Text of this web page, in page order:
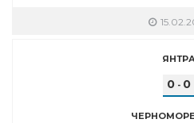
ЯНТРА
0 - 0